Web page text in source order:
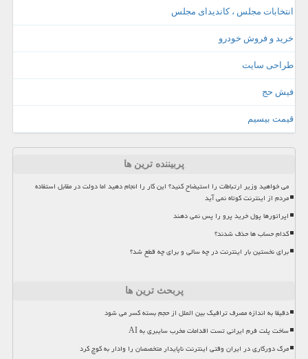
انتخابات مجلس ، کاندیدای مجلس
خرید و فروش خودرو
طراحی سایت
فیش حج
قیمت بیسیم
پربیننده ترین ها
می خواهید وزیر ارتباطات را استیضاح کنید؟ این کار را انجام دهید اما دولت در مقابل استفاده
مردم از اینترنت کوتاه نمی آید
اپراتورها پول خرید پرو را پس نمی دهند
کدام حساب ها حذف شدند؟
برای نخستین بار اینترنت در چه سالی و برای چه قطع شد؟
پربحث ترین ها
دقیقا به اندازه مصرف ترافیک بین الملل از حجم بسته کسر می شود
ساخت پلت فرم ایرانی تست اقدامات مخرب سایبری به AI
مرگ دورکاری در ایران وقتی اینترنت ناپایدار متخصصان را وادار به کوچ کرد